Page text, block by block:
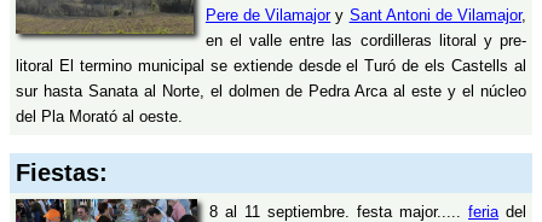
Pere de Vilamajory Sant Antoni de Vilamajor,
en el valle entre las cordilleras litoral y pre-
litoral El termino municipal se extiende desde el Turó de els Castells al
sur hasta Sanata al Norte, el dolmen de Pedra Arca al este y el núcleo
del Pla Morató al oeste.
Fiestas:
8 al 11 septiembre. festa major..... feriadel